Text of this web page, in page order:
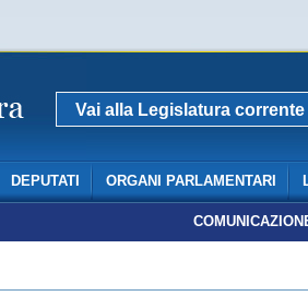
Vai alla Legislatura corrente
DEPUTATI ORGANI PARLAMENTARI